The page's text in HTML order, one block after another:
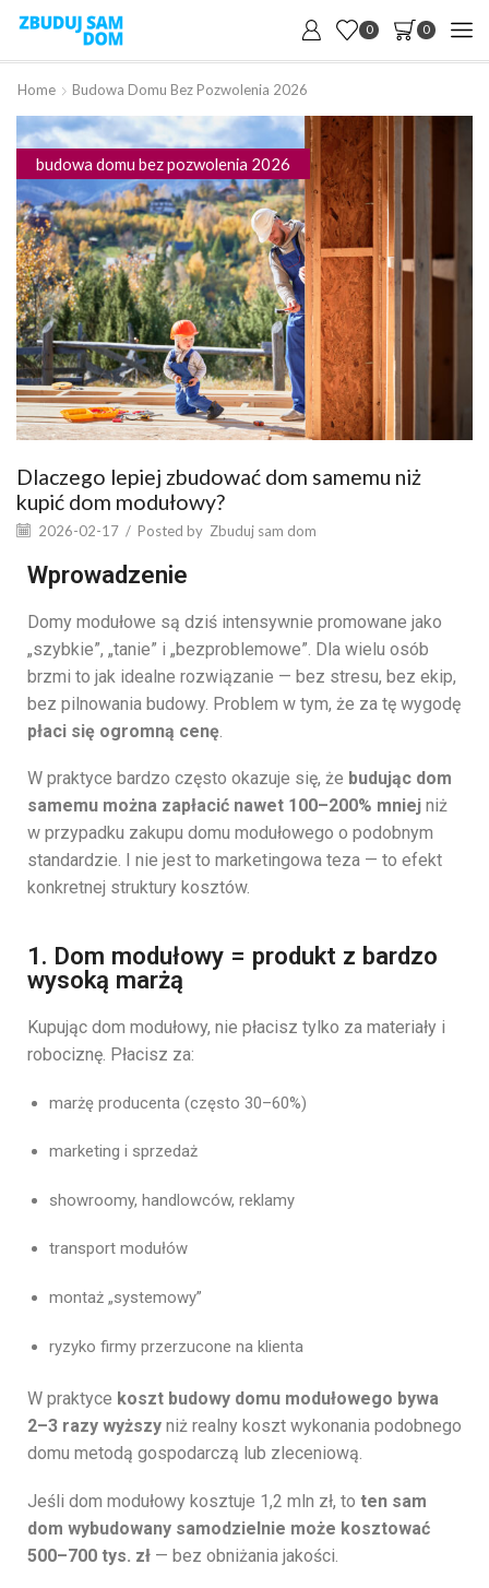
0 0
Home Budowa Domu Bez Pozwolenia 2026
budowa domu bez pozwolenia 2026
Dlaczego lepiej zbudować dom samemu niż
kupić dom modułowy?
2026-02-17 / Posted by Zbuduj sam dom
Wprowadzenie
Domy modułowe są dziś intensywnie promowane jako
„szybkie”, „tanie” i „bezproblemowe”. Dla wielu osób
brzmi to jak idealne rozwiązanie — bez stresu, bez ekip,
bez pilnowania budowy. Problem w tym, że za tę wygodę
płaci się ogromną cenę.
W praktyce bardzo często okazuje się, że budując dom
samemu można zapłacić nawet 100–200% mniej niż
w przypadku zakupu domu modułowego o podobnym
standardzie. I nie jest to marketingowa teza — to efekt
konkretnej struktury kosztów.
1. Dom modułowy = produkt z bardzo
wysoką marżą
Kupując dom modułowy, nie płacisz tylko za materiały i
robociznę. Płacisz za:
marżę producenta (często 30–60%)
marketing i sprzedaż
showroomy, handlowców, reklamy
transport modułów
montaż „systemowy”
ryzyko firmy przerzucone na klienta
W praktyce koszt budowy domu modułowego bywa
2–3 razy wyższy niż realny koszt wykonania podobnego
domu metodą gospodarczą lub zleceniową.
Jeśli dom modułowy kosztuje 1,2 mln zł, to ten sam
dom wybudowany samodzielnie może kosztować
500–700 tys. zł — bez obniżania jakości.